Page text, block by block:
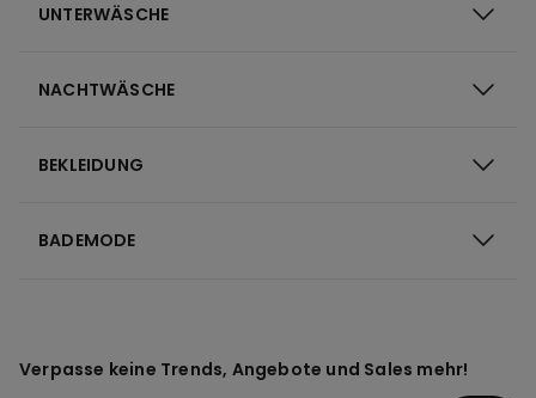
UNTERWÄSCHE
NACHTWÄSCHE
BEKLEIDUNG
BADEMODE
Verpasse keine Trends, Angebote und Sales mehr!